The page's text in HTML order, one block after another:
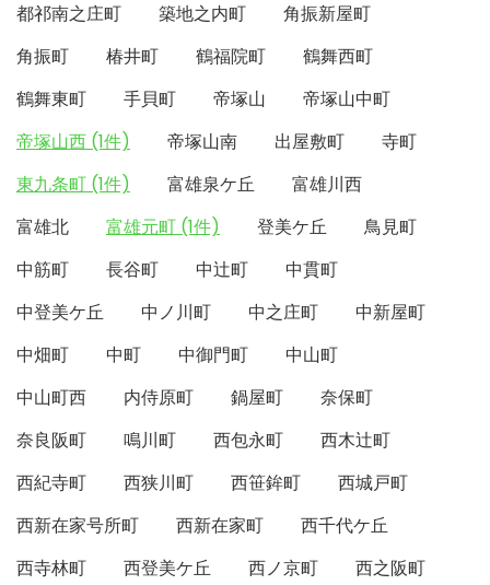
都祁南之庄町
築地之内町
角振新屋町
角振町
椿井町 鶴福院町
鶴舞西町
鶴舞東町
手貝町 帝塚山
帝塚山中町
帝塚山西 (1件)
帝塚山南 出屋敷町
寺町
東九条町 (1件)
富雄泉ケ丘
富雄川西
富雄北
富雄元町 (1件) 登美ケ丘
鳥見町
中筋町
長谷町 中辻町
中貫町
中登美ケ丘
中ノ川町 中之庄町
中新屋町
中畑町
中町 中御門町
中山町
中山町西
内侍原町 鍋屋町
奈保町
奈良阪町
鳴川町 西包永町
西木辻町
西紀寺町
西狭川町 西笹鉾町
西城戸町
西新在家号所町
西新在家町
西千代ケ丘
西寺林町
西登美ケ丘 西ノ京町
西之阪町